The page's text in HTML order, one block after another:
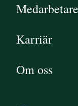
Medarbetare
Karriär
Om oss